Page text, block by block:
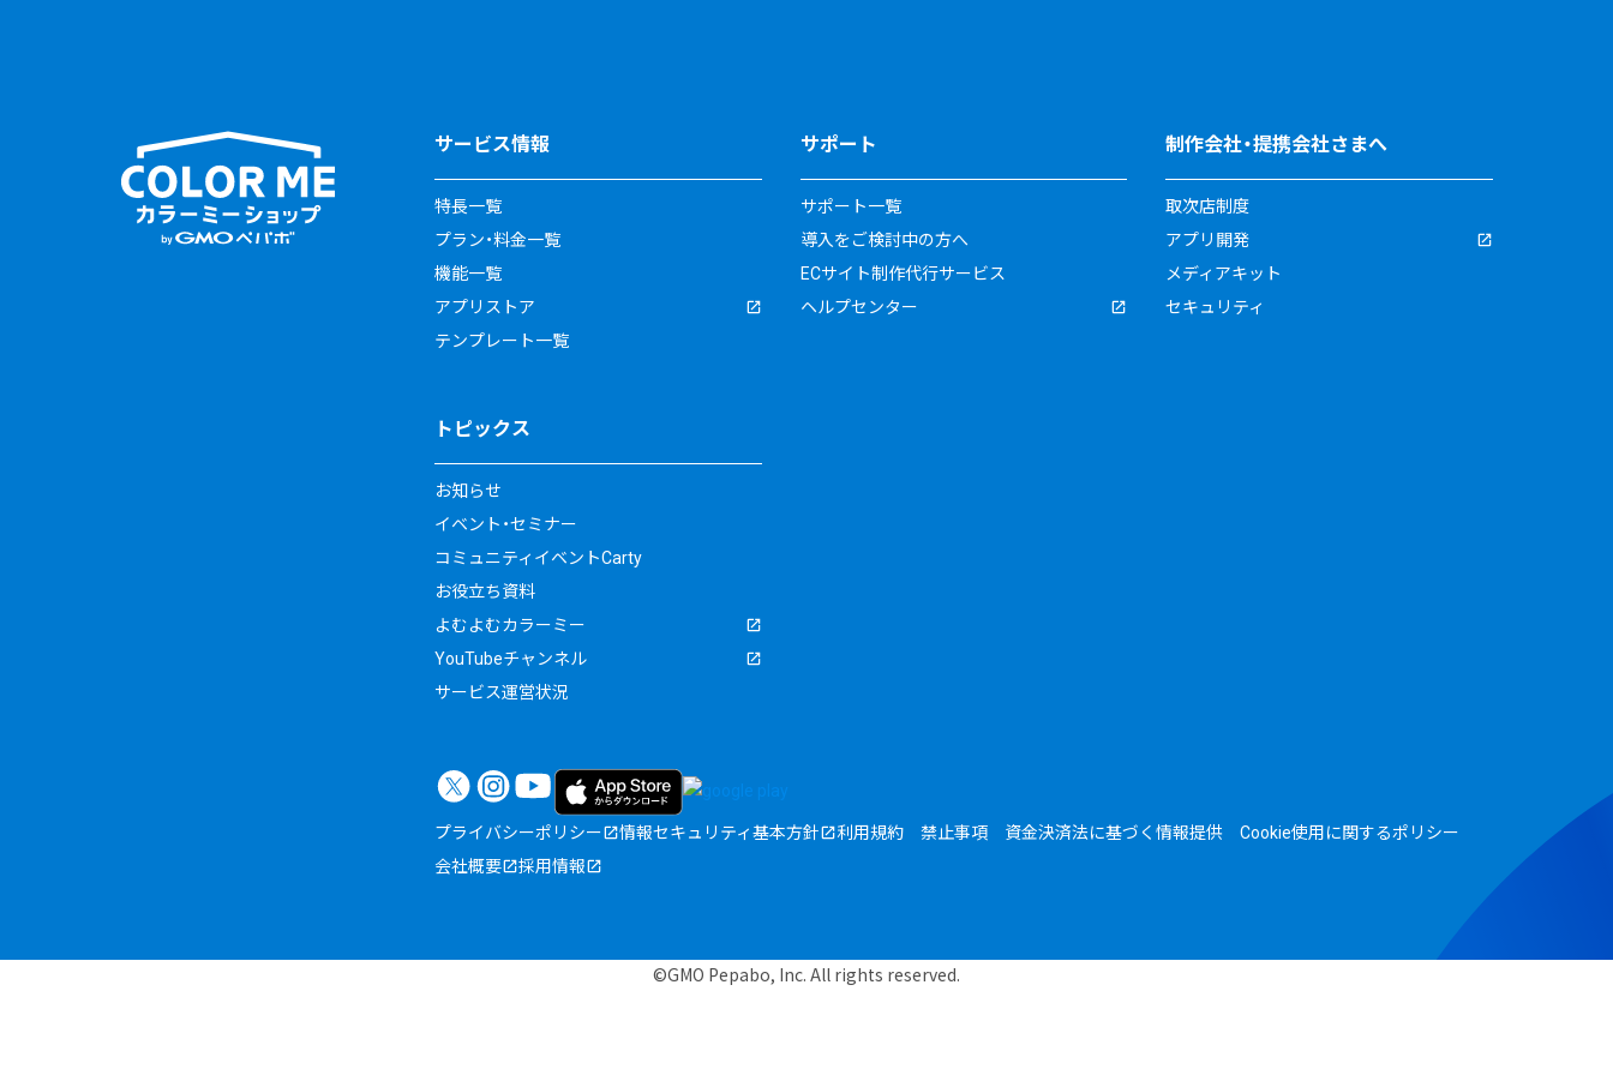
サービス情報
特長一覧
プラン・料金一覧
機能一覧
アプリストア
テンプレート一覧
サポート
サポート一覧
導入をご検討中の方へ
ECサイト制作代行サービス
ヘルプセンター
制作会社・提携会社さまへ
取次店制度
アプリ開発
メディアキット
セキュリティ
トピックス
お知らせ
イベント・セミナー
コミュニティイベントCarty
お役立ち資料
よむよむカラーミー
YouTubeチャンネル
サービス運営状況
プライバシーポリシー 情報セキュリティ基本方針 利用規約 禁止事項 資金決済法に基づく情報提供
Cookie使用に関するポリシー
会社概要
採用情報
©GMO Pepabo, Inc. All rights reserved.